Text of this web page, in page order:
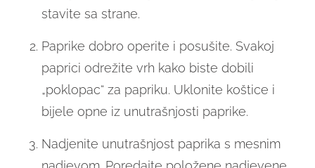
stavite sa strane.
Paprike dobro operite i posušite. Svakoj
paprici odrežite vrh kako biste dobili
„poklopac“ za papriku. Uklonite koštice i
bijele opne iz unutrašnjosti paprike.
Nadjenite unutrašnjost paprika s mesnim